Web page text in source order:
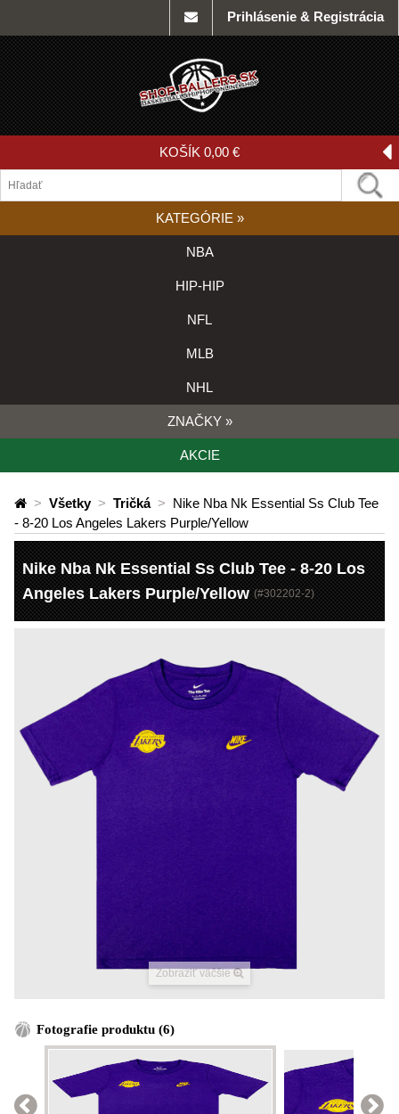
Prihlásenie & Registrácia
KOŠÍK 0,00 €
KATEGÓRIE »
NBA
HIP-HIP
NFL
MLB
NHL
ZNAČKY »
AKCIE
> Všetky > Tričká > Nike Nba Nk Essential Ss Club Tee
- 8-20 Los Angeles Lakers Purple/Yellow
Nike Nba Nk Essential Ss Club Tee - 8-20 Los
Angeles Lakers Purple/Yellow (#302202-2)
Zobraziť väčšie
Fotografie produktu (6)